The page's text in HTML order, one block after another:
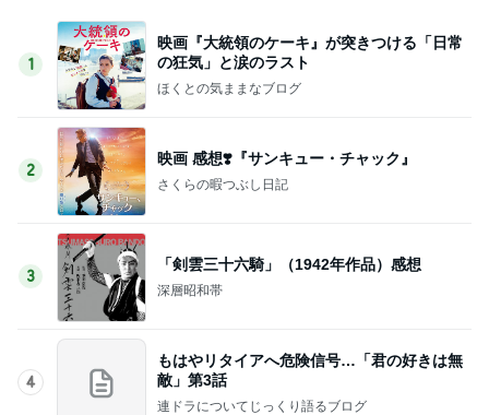
1
映画『大統領のケーキ』が突きつける「日常
の狂気」と涙のラスト
ほくとの気ままなブログ
2
映画 感想❣️『サンキュー・チャック』
さくらの暇つぶし日記
3
「剣雲三十六騎」（1942年作品）感想
深層昭和帯
4
もはやリタイアへ危険信号…「君の好きは無
敵」第3話
連ドラについてじっくり語るブログ